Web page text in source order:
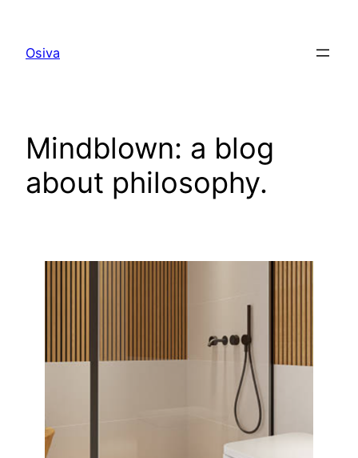
content
Osiva
Mindblown: a blog
about philosophy.